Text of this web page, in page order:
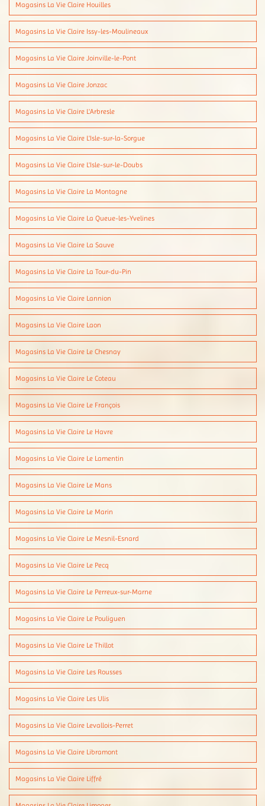
Magasins La Vie Claire Houilles
Magasins La Vie Claire Issy-les-Moulineaux
Magasins La Vie Claire Joinville-le-Pont
Magasins La Vie Claire Jonzac
Magasins La Vie Claire L'Arbresle
Magasins La Vie Claire L'Isle-sur-la-Sorgue
Magasins La Vie Claire L'Isle-sur-le-Doubs
Magasins La Vie Claire La Montagne
Magasins La Vie Claire La Queue-les-Yvelines
Magasins La Vie Claire La Sauve
Magasins La Vie Claire La Tour-du-Pin
Magasins La Vie Claire Lannion
Magasins La Vie Claire Laon
Magasins La Vie Claire Le Chesnay
Magasins La Vie Claire Le Coteau
Magasins La Vie Claire Le François
Magasins La Vie Claire Le Havre
Magasins La Vie Claire Le Lamentin
Magasins La Vie Claire Le Mans
Magasins La Vie Claire Le Marin
Magasins La Vie Claire Le Mesnil-Esnard
Magasins La Vie Claire Le Pecq
Magasins La Vie Claire Le Perreux-sur-Marne
Magasins La Vie Claire Le Pouliguen
Magasins La Vie Claire Le Thillot
Magasins La Vie Claire Les Rousses
Magasins La Vie Claire Les Ulis
Magasins La Vie Claire Levallois-Perret
Magasins La Vie Claire Libramont
Magasins La Vie Claire Liffré